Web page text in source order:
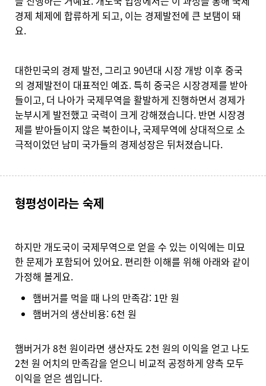
경제 체제에 합류하게 되고, 이는 경제발전에 큰 보탬이 돼
요.
대한민국의 경제 발전, 그리고 90년대 시장 개방 이후 중국
의 경제발전이 대표적인 예죠. 특히 중국은 시장경제를 받아
들이고, 더 나아가 국제무역을 활발하게 진행하면서 경제가
눈부시게 발전했고 국력이 크게 강해졌습니다. 반면 시장경
제를 받아들이지 않은 북한이나, 국제무역에 상대적으로 소
극적이었던 남미 국가들의 경제성장은 뒤처졌습니다.
형평성이라는 숙제
하지만 개도국이 국제무역으로 얻을 수 있는 이익에는 미묘
한 문제가 포함되어 있어요. 편리한 이해를 위해 아래와 같이
가정해 볼게요.
햄버거를 먹을 때 나의 만족감: 1만 원
햄버거의 생산비용: 6천 원
햄버거가 8천 원이라면 생산자도 2천 원의 이익을 얻고 나도
2천 원 어치의 만족감을 얻으니 비교적 공정하게 양측 모두
이익을 얻은 셈입니다.